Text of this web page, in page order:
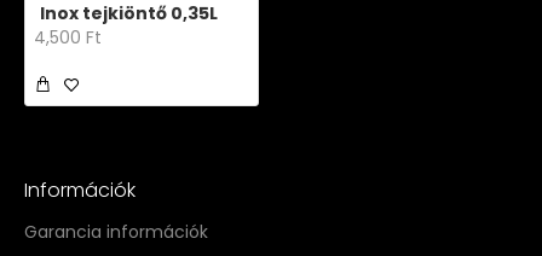
Inox tejkiöntő 0,35L
4,500 Ft
Információk
Garancia információk